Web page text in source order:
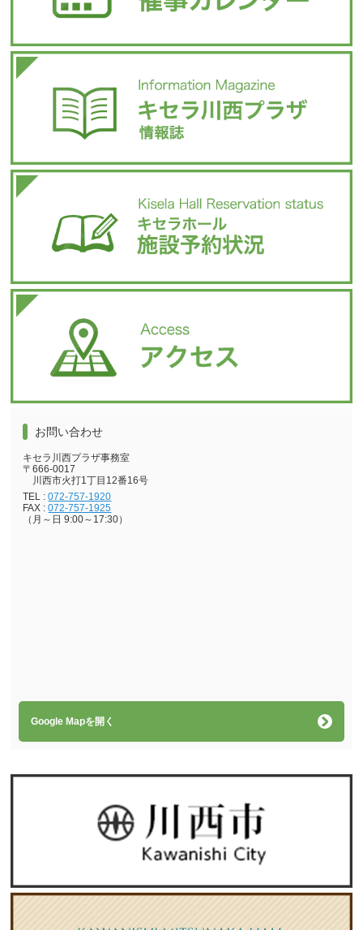
お問い合わせ
キセラ川西プラザ事務室
〒666-0017
川西市火打1丁目12番16号
TEL :072-757-1920
FAX :072-757-1925
（月～日 9:00～17:30）
Google Mapを開く